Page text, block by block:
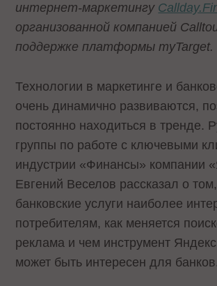
интернет-маркетингу
организованной компанией
поддержке платформы myTarget.
Технологии в маркетинге и
очень динамично развиваются,
постоянно находиться в тренде.
группы по работе с ключевыми
индустрии «Финансы» компании
Евгений Веселов рассказал о
банковские услуги наиболее
потребителям, как меняется
реклама и чем инструмент
может быть интересен для банков.